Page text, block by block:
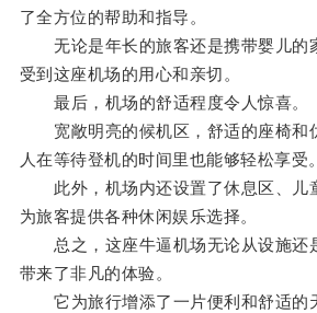
了全方位的帮助和指导。
无论是年长的旅客还是携带婴儿的
受到这座机场的用心和亲切。
最后，机场的舒适程度令人惊喜。
宽敞明亮的候机区，舒适的座椅和
人在等待登机的时间里也能够轻松享受。
此外，机场内还设置了休息区、儿
为旅客提供各种休闲娱乐选择。
总之，这座牛逼机场无论从设施还
带来了非凡的体验。
它为旅行增添了一片便利和舒适的